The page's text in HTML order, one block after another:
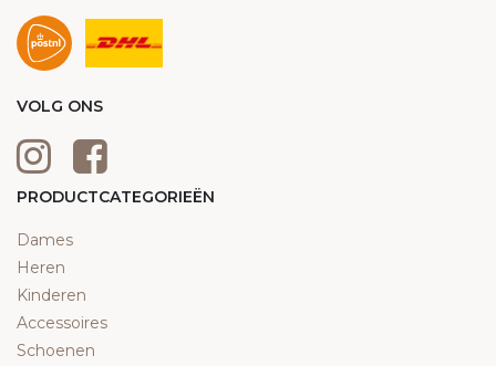
VOLG ONS
PRODUCTCATEGORIEËN
Dames
Heren
Kinderen
Accessoires
Schoenen